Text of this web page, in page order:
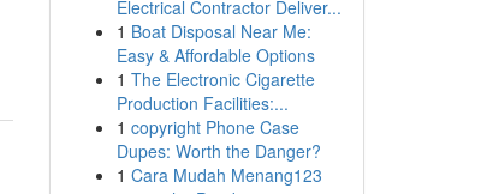
Electrical Contractor Deliver...
1 Boat Disposal Near Me:
Easy & Affordable Options
1 The Electronic Cigarette
Production Facilities:...
1 copyright Phone Case
Dupes: Worth the Danger?
1 Cara Mudah Menang123